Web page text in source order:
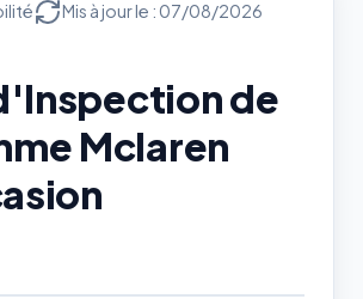
Mis à jour le : 07/08/2026
de
Mclaren